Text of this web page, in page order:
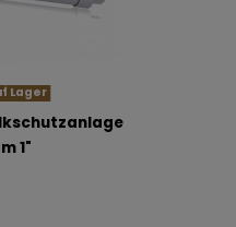
Lager
1"